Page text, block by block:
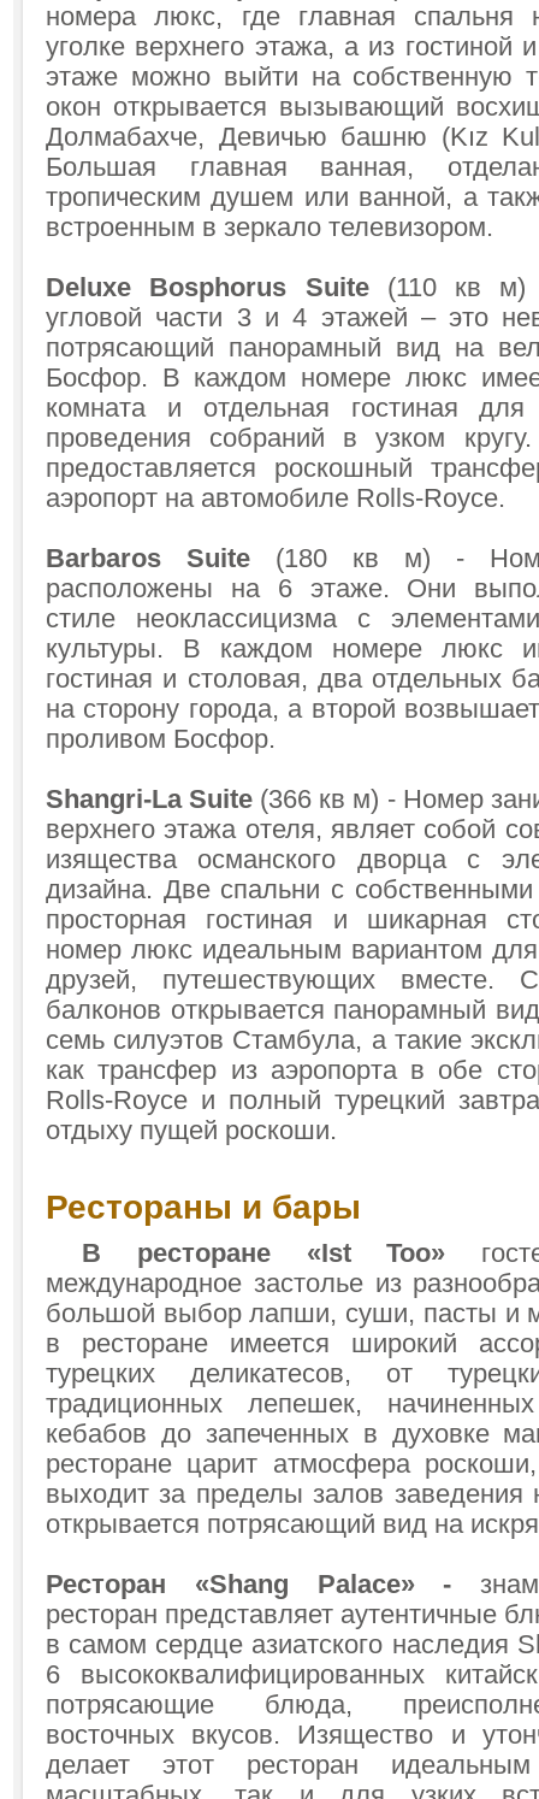
номера люкс, где главная спальня
уголке верхнего этажа, а из гостиной
этаже можно выйти на собственную
окон открывается вызывающий
Долмабахче, Девичью башню (Kız
Большая главная ванная,
тропическим душем или ванной, а
встроенным в зеркало телевизором.
Deluxe Bosphorus Suite(110 кв м)
угловой части 3 и 4 этажей – это
потрясающий панорамный вид на
Босфор. В каждом номере люкс
комната и отдельная гостиная
проведения собраний в узком
предоставляется роскошный
аэропорт на автомобиле Rolls-Royce.
Barbaros Suite (180 кв м) -
расположены на 6 этаже. Они
стиле неоклассицизма с
культуры. В каждом номере люкс
гостиная и столовая, два отдельных
на сторону города, а второй
проливом Босфор.
Shangri-La Suite (366 кв м) - Номер
верхнего этажа отеля, являет собой
изящества османского дворца с
дизайна. Две спальни с
просторная гостиная и шикарная
номер люкс идеальным вариантом
друзей, путешествующих вместе.
балконов открывается панорамный
семь силуэтов Стамбула, а такие
как трансфер из аэропорта в обе
Rolls-Royce и полный турецкий
отдыху пущей роскоши.
Рестораны и бары
В ресторане «Ist Too»
международное застолье из
большой выбор лапши, суши, пасты и
в ресторане имеется широкий
турецких деликатесов, от
традиционных лепешек,
кебабов до запеченных в духовке
ресторане царит атмосфера
выходит за пределы залов заведения
открывается потрясающий вид на
Ресторан «Shang Palace» -
ресторан представляет аутентичные
в самом сердце азиатского наследия
6 высококвалифицированных
потрясающие блюда,
восточных вкусов. Изящество и
делает этот ресторан